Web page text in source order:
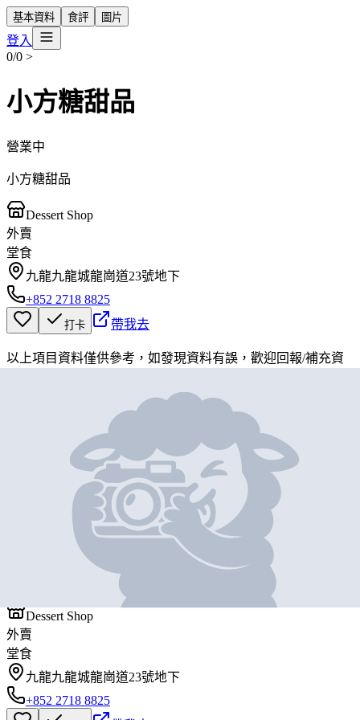
基本資料 食評 圖片
登入
0/0 >
小方糖甜品
營業中
小方糖甜品
Dessert Shop
外賣
堂食
九龍九龍城龍崗道23號地下
+852 2718 8825
打卡 帶我去
以上項目資料僅供參考，如發現資料有誤，歡迎回報/補充資
小方糖甜品
Dessert Shop
外賣
堂食
九龍九龍城龍崗道23號地下
+852 2718 8825